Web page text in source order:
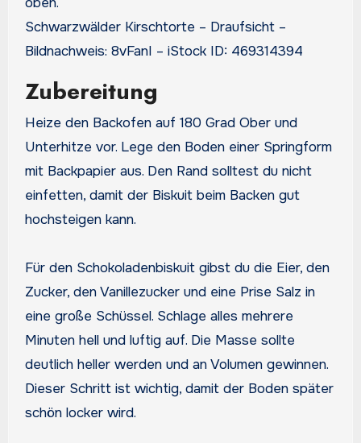
Schwarzwälder Kirschtorte – Draufsicht –
Bildnachweis: 8vFanI – iStock ID: 469314394
Zubereitung
Heize den Backofen auf 180 Grad Ober und
Unterhitze vor. Lege den Boden einer Springform
mit Backpapier aus. Den Rand solltest du nicht
einfetten, damit der Biskuit beim Backen gut
hochsteigen kann.
Für den Schokoladenbiskuit gibst du die Eier, den
Zucker, den Vanillezucker und eine Prise Salz in
eine große Schüssel. Schlage alles mehrere
Minuten hell und luftig auf. Die Masse sollte
deutlich heller werden und an Volumen gewinnen.
Dieser Schritt ist wichtig, damit der Boden später
schön locker wird.